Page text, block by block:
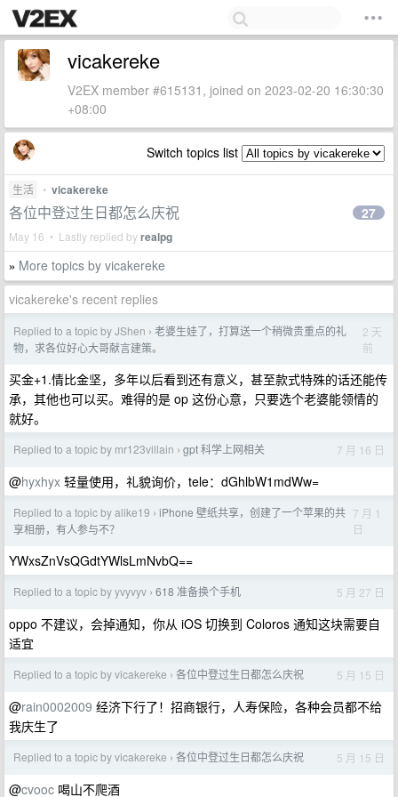
vicakereke
V2EX member #615131, joined on 2023-02-20 16:30:30
+08:00
Switch topics list
生活 • vicakereke
各位中登过生日都怎么庆祝
May 16 • Lastly replied byrealpg
27
» More topics by vicakereke
vicakereke's recent replies
Replied to a topic by JShen › 老婆生娃了，打算送一个稍微贵重点的礼
物，求各位好心大哥献言建策。
2 天
前
买金+1.情比金坚，多年以后看到还有意义，甚至款式特殊的话还能传
承，其他也可以买。难得的是 op 这份心意，只要选个老婆能领情的
就好。
Replied to a topic by mr123villain › gpt 科学上网相关 7 月 16 日
@hyxhyx 轻量使用，礼貌询价，tele：dGhlbW1mdWw=
Replied to a topic by alike19 › iPhone 壁纸共享，创建了一个苹果的共
享相册，有人参与不？
7 月 1
日
YWxsZnVsQGdtYWlsLmNvbQ==
Replied to a topic by yvyvyv › 618 准备换个手机 5 月 27 日
oppo 不建议，会掉通知，你从 iOS 切换到 Coloros 通知这块需要自
适宜
Replied to a topic by vicakereke › 各位中登过生日都怎么庆祝 5 月 15 日
@rain0002009 经济下行了！招商银行，人寿保险，各种会员都不给
我庆生了
Replied to a topic by vicakereke › 各位中登过生日都怎么庆祝 5 月 15 日
@cvooc 喝山不爬酒